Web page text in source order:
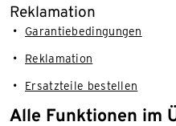
Reklamation
Garantiebedingungen
Reklamation
Ersatzteile bestellen
Alle Funktionen im